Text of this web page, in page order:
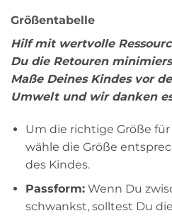
Größentabelle
Hilf mit wertvolle
Du die Retouren
Maße Deines Kindes vor
Umwelt und wir danken
Um die richtige Größe
wähle die Größe
des Kindes.
Passform:Wenn Du
schwankst, solltest Du